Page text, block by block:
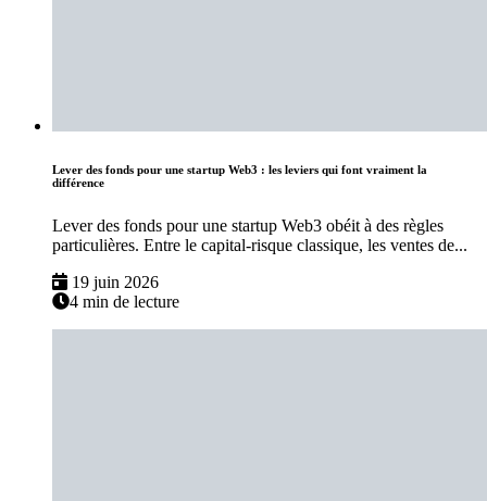
Lever des fonds pour une startup Web3 : les leviers qui font vraiment la
différence
Lever des fonds pour une startup Web3 obéit à des règles
particulières. Entre le capital-risque classique, les ventes de...
19 juin 2026
4 min de lecture